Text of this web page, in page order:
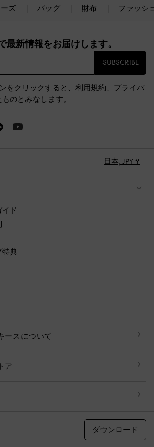
ズ バッグ 財布 ファッシ
最新情報をお届けします。​
SUBSCRIBE
をクリックすると、 利用規約、 プライバ
のとみなします。
日本, JPY ¥
ド
典
ースについて
ア
ダウンロード